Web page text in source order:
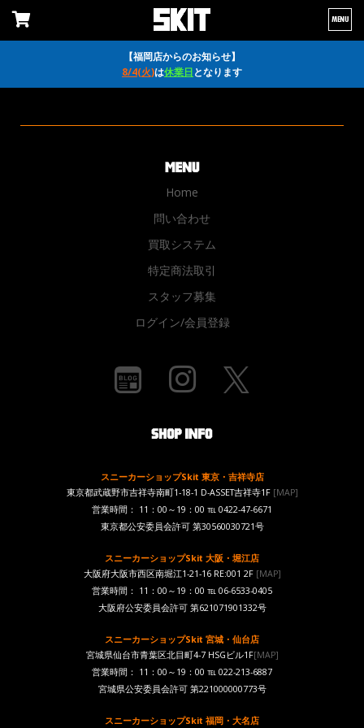
【福岡店からのお知らせ】
8/4(火)は休業日となります
MENU
Home
問い合わせ
買取システム
特定商法取引
スタッフ募集
ログイン/会員登録
スニーカーショップSkit 東京・吉祥寺店
東京都武蔵野市吉祥寺南町1-18-1 D-ASSET吉祥寺1F [MAP]
営業時間： 11：00～19：00 ℡ 0422-47-6671
東京都公安委員会許可 第30560030721号
スニーカーショップSkit 大阪・堀江店
大阪府大阪市西区南堀江1-21-16 RE:001 2F[MAP]
営業時間： 11：00～19：00 ℡ 06-6533-0405
大阪府公安委員会許可 第621071901332号
スニーカーショップSkit 宮城・仙台店
宮城県仙台市青葉区北目町4-7 HSGビル1F[MAP]
営業時間： 11：00～19：00 ℡ 022-213-6887
宮城県公安委員会許可 第221000000773号
スニーカーショップSkit 福岡・大名店